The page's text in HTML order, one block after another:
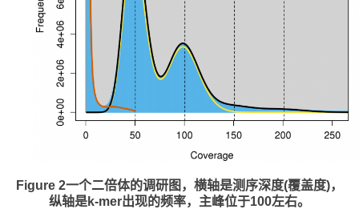
Figure 2一个二倍体的调研图，横轴是测序深度(覆盖度)，
纵轴是k-mer出现的频率，主峰位于100左右。